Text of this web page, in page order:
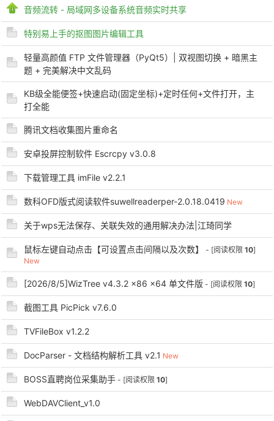
po
jie.
音频流转 - 局域网多设备系统音频实时共享
特别易上手的抠图图片编辑工具
轻量高颜值 FTP 文件管理器（PyQt5）| 双视图切换 + 暗黑主
题 + 完美解决中文乱码
KB级全能便签+快速启动(固定坐标)+定时任何+文件打开，主
打全能
腾讯文档收集图片重命名
安卓投屏控制软件 Escrcpy v3.0.8
下载管理工具 imFile v2.2.1
数科OFD版式阅读软件suwellreaderper-2.0.18.0419 New
关于wps无法保存、关联失效的通用解决办法|江琦同学
鼠标左键自动点击【可设置点击间隔以及次数】 - [阅读权限 10]
New
[2026/8/5]WizTree v4.3.2 x86 x64 单文件版 - [阅读权限 10]
截图工具 PicPick v7.6.0
TVFileBox v1.2.2
DocParser - 文档结构解析工具 v2.1 New
BOSS直聘岗位采集助手 - [阅读权限 10]
WebDAVClient_v1.0